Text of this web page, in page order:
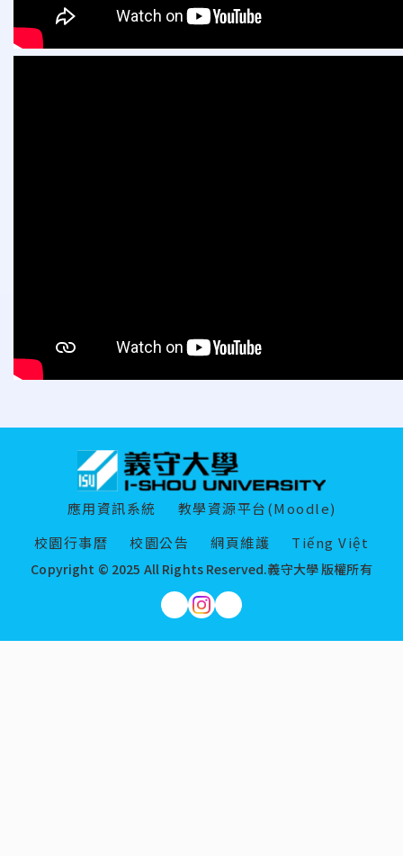
Copyright © 2025 All Rights Reserved.義守大學 版權所有
應用資訊系統
教學資源平台(Moodle)
校園行事曆
校園公告 網頁維護 Tiếng Việt